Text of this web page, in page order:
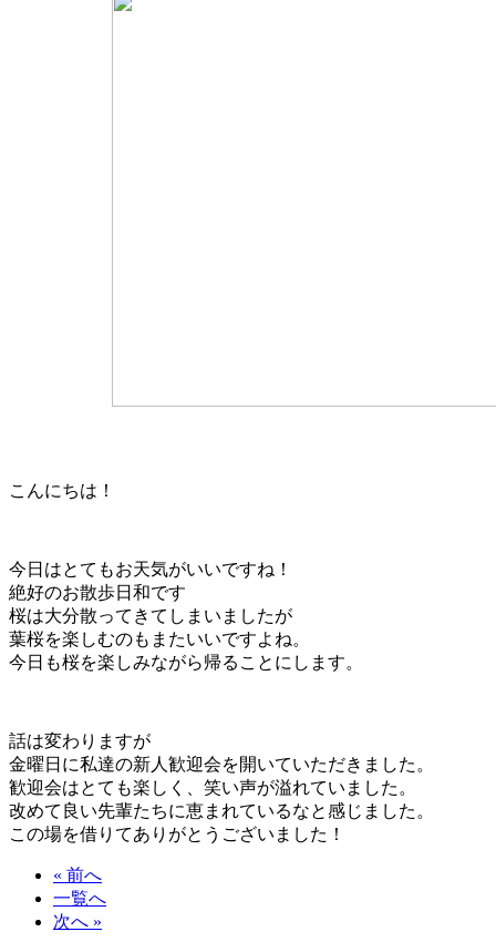
こんにちは！
今日はとてもお天気がいいですね！
絶好のお散歩日和です
桜は大分散ってきてしまいましたが
葉桜を楽しむのもまたいいですよね。
今日も桜を楽しみながら帰ることにします。
話は変わりますが
金曜日に私達の新人歓迎会を開いていただきました。
歓迎会はとても楽しく、笑い声が溢れていました。
改めて良い先輩たちに恵まれているなと感じました。
この場を借りてありがとうございました！
« 前へ
一覧へ
次へ »